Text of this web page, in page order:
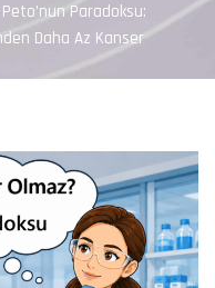
Peto’nun Paradoksu:
Daha Az Kanser